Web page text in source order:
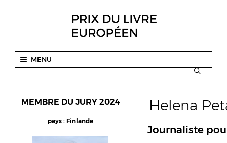
MENU
MEMBRE DU JURY 2024
pays : Finlande
Helena
Journaliste